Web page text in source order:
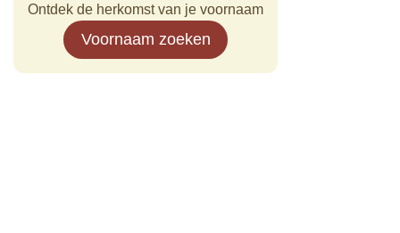
Ontdek de herkomst van je voornaam
Voornaam zoeken